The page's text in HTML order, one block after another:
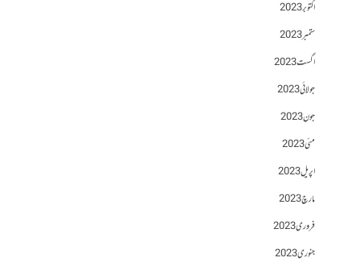
اکتوبر 2023
ستمبر 2023
اگست 2023
جولائی 2023
جون 2023
مئی 2023
اپریل 2023
مارچ 2023
فروری 2023
جنوری 2023